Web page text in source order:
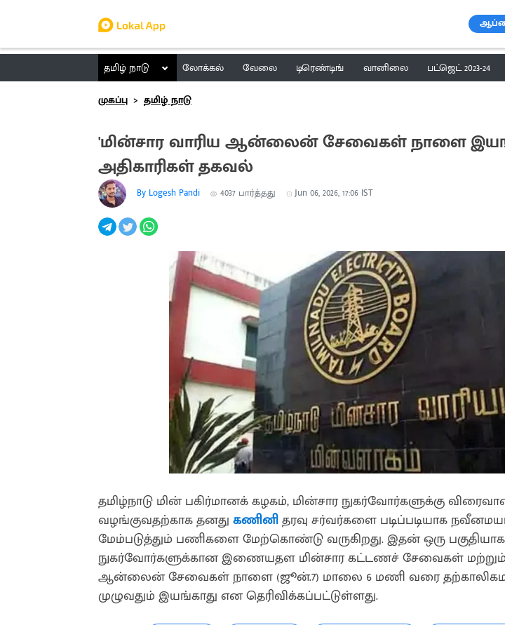
தமிழ் நாடு லோக்கல் வேலை டிரெண்டிங் வானிலை பட்ஜெட் 2023-24
முகப்பு
தமிழ் நாடு
'மின்சார வாரிய ஆன்லைன் சேவைகள் நாளை
அதிகாரிகள் தகவல்
By Logesh Pandi 4037 பார்த்தது Jun 06, 2026, 17:06 IST
தமிழ்நாடு மின் பகிர்மானக் கழகம், மின்சார நுகர்வோர்களுக்கு
வழங்குவதற்காக தனதுகணினிதரவு சர்வர்களை படிப்படியாக
மேம்படுத்தும் பணிகளை மேற்கொண்டு வருகிறது. இதன் ஒரு
நுகர்வோர்களுக்கான இணையதள மின்சார கட்டணச் சேவைகள்
ஆன்லைன் சேவைகள் நாளை (ஜூன்.7) மாலை 6 மணி வரை
முழுவதும் இயங்காது என தெரிவிக்கப்பட்டுள்ளது.